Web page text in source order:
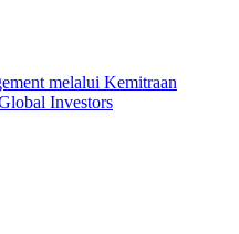
melalui Kemitraan
Investors